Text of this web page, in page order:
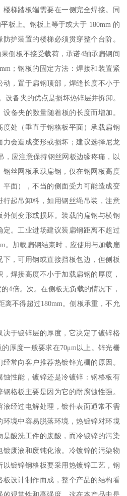
梯踏板端需要在一侧完全焊接。同
板上。钢板上等于或大于 180mm 的
护装置的楼梯必须贯穿整个台阶。
侧板不接受载荷，承诺4轴承扁钢间
；钢板的固定方法：焊接和装置紧
动，置于扁钢顶部，焊缝长度不小于
设备夹的优点是损坏热锌层并拆卸。
备夹的数量随着板的长度而增加。
度处（垂直于钢格板平面）承载扁钢
会造成变形或损坏；建议选择尼龙
，应注意保持钢丝网板边缘疼痛，以
丝网板承载扁钢，仅在钢网板高度
平面），不当的侧面受力可能造成变
起吊卸料，如用钢丝绳吊装，注意
侧变形或损坏。装载的扁钢与横钢
。工业进场建议装扁钢距离不超过
。加载扁钢结束时，应使用与加载扁
，可用钢或直接挡板包边，但侧板
焊接高度不小于加载扁钢的厚度，
4倍。次。在侧板无负载的情况下，
离不得超过180mm。侧板承重，不允
于镀锌层的厚度，它决定了镀锌格
厚度一般要求在70μm以上。锌光栅
常向客户推荐热镀锌光栅的原因。
性能，镀锌还是冷镀锌：钢格板有
格板主要是因为它的耐腐蚀性强。
经过电解处理，镀件表面通常不需
境中容易脱落环境，热镀锌对环境
酸洗工件的废酸，而冷镀锌的污染
废液和废钝化液。冷镀锌的污染物
镀锌钢格板要采用热镀锌工艺，钢
设计制作而成，整个产品的结构看